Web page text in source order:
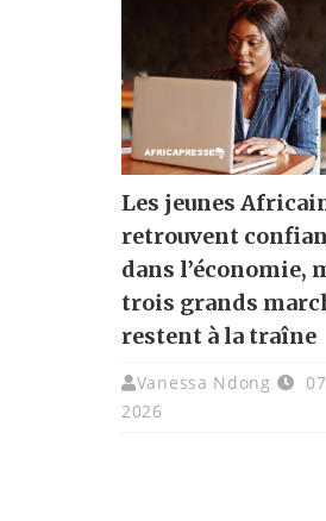
Les jeunes
retrouvent
dans l’économie,
trois grands
restent à la traîne
Vanessa Ndong
2026